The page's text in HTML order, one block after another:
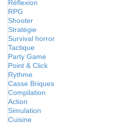
Réflexion
RPG
Shooter
Stratégie
Survival horror
Tactique
Party Game
Point & Click
Rythme
Casse Briques
Compilation
Action
Simulation
Cuisine